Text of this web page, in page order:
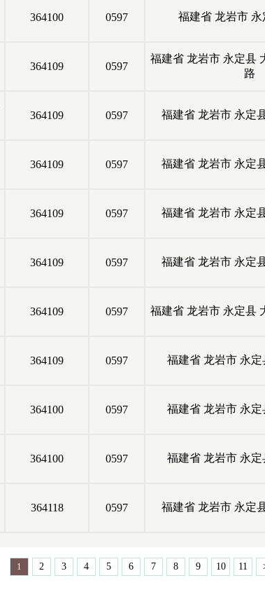
364100 0597 福建省 龙岩市 永
364109 0597
福建省 龙岩市 永定县
路
364109 0597 福建省 龙岩市 永定
364109 0597 福建省 龙岩市 永定
364109 0597 福建省 龙岩市 永定
364109 0597 福建省 龙岩市 永定
364109 0597 福建省 龙岩市 永定县
364109 0597 福建省 龙岩市 永定
364100 0597 福建省 龙岩市 永定
364100 0597 福建省 龙岩市 永定
364118 0597 福建省 龙岩市 永定
1 2 3 4 5 6 7 8 9 10 11